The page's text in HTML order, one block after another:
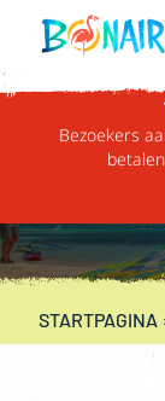
DOORGAAN NAAR
Bezoekers
STARTPAGINA